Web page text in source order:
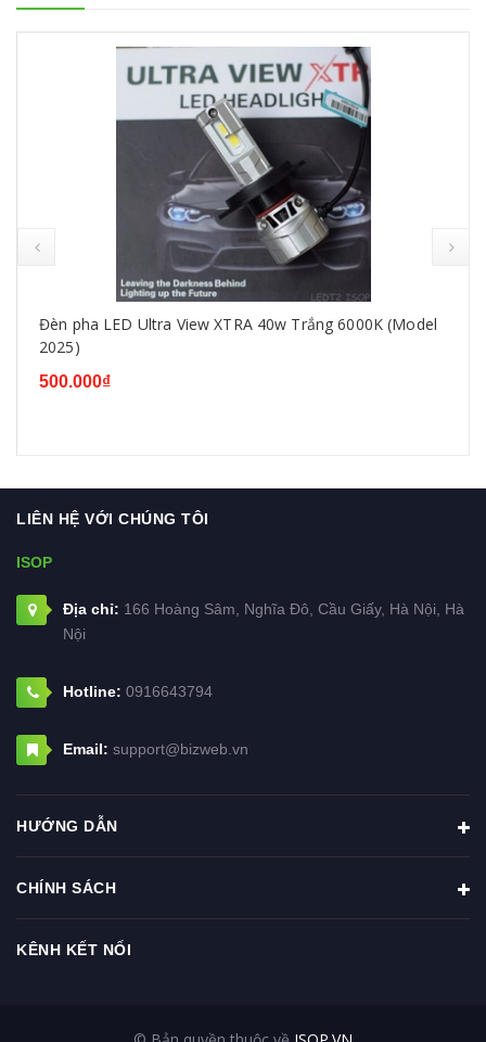
Đèn pha LED Ultra View XTRA 40w Trắng 6000K (Model
2025)
500.000₫
LIÊN HỆ VỚI CHÚNG TÔI
ISOP
Địa chỉ: 166 Hoàng Sâm, Nghĩa Đô, Cầu Giấy, Hà Nội, Hà
Nội
Hotline: 0916643794
Email: support@bizweb.vn
HƯỚNG DẪN
CHÍNH SÁCH
KÊNH KẾT NỐI